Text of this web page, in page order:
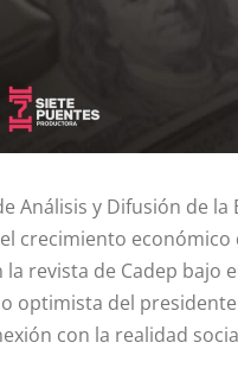
Análisis y Difusión de la
crecimiento económico
revista de Cadep bajo
optimista del
con la realidad